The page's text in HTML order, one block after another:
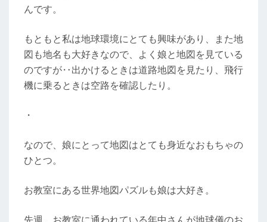
んです。
もともと私は地球環境にとても興味があり、また地
図も地名も大好きなので、よく娘と地図を見ている
のですが‥出かけるときは道路地図を見たり、飛行
機に乗るときは空路を確認したり。
・
なので、娘にとって地図はとても身近なおもちゃの
ひとつ。
お教室にある世界地図パズルも娘は大好き。